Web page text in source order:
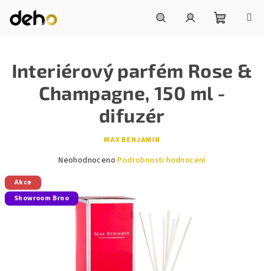
obsah
košík
Interiérový parfém Rose &
Champagne, 150 ml -
difuzér
MAX BENJAMIN
Průměrné
je
0,0
hvězdiček.
Neohodnoceno Podrobnosti hodnocení
Akce
Showroom Brno